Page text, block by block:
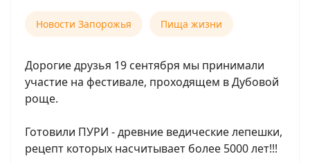
Новости Запорожья Пища жизни
Дорогие друзья 19 сентября мы принимали
участие на фестивале, проходящем в Дубовой
роще.
Готовили ПУРИ - древние ведические лепешки,
рецепт которых насчитывает более 5000 лет!!!